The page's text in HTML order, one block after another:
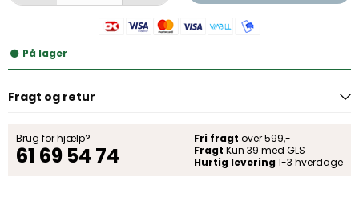
På lager
Fragt og retur
Brug for hjælp?
61 69 54 74
Fri fragt over 599,-
Fragt Kun 39 med GLS
Hurtig levering 1-3 hverdage